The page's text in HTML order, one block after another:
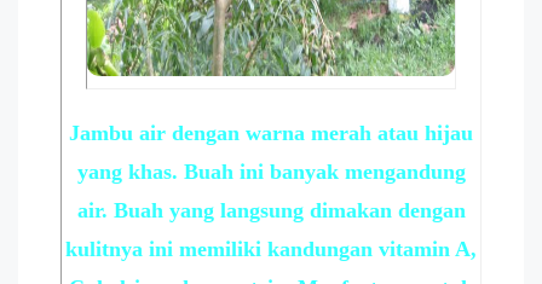
Jambu air dengan warna merah atau hijau
yang khas. Buah ini banyak mengandung
air. Buah yang langsung dimakan dengan
kulitnya ini memiliki kandungan vitamin A,